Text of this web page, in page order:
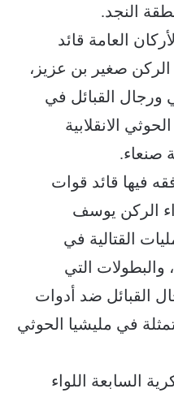
النجد.
العامة قائد
الركن صغير بن عزيز،
ورجال القبائل في
الانقلابية
صنعاء.
فيها قائد قوات
الركن يوسف
القتالية في
والبطولات التي
القبائل ضد أدوات
في مليشيا الحوثي
السابعة اللواء